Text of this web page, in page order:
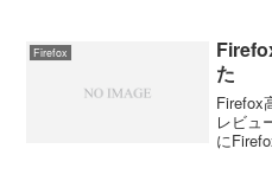
て...
Firefox
た
Firefox
レビュ
に